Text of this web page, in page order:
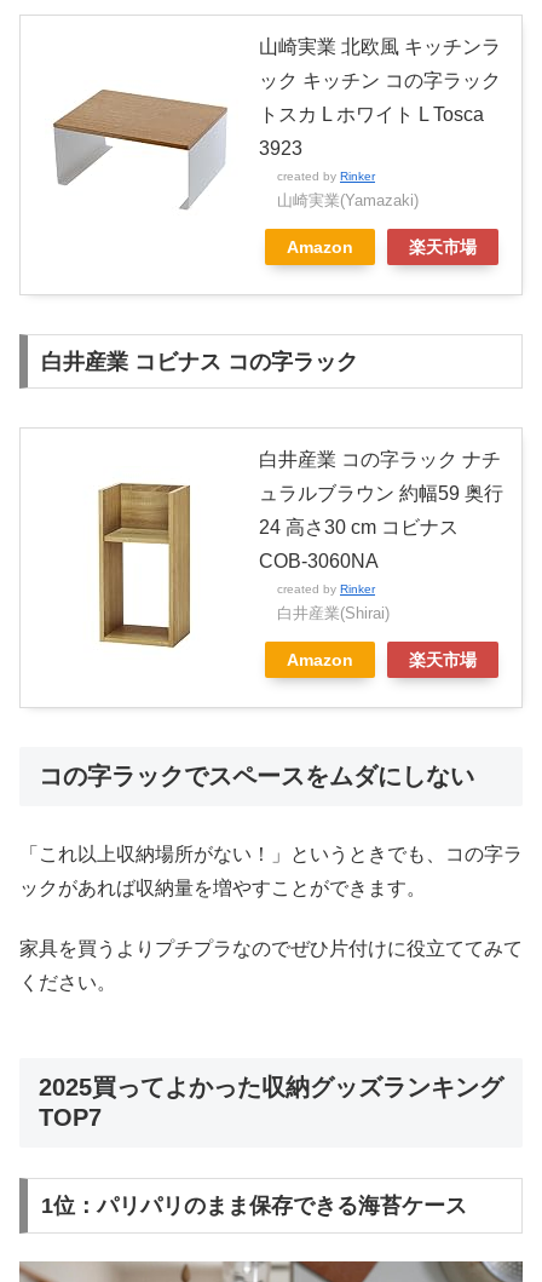
山崎実業 北欧風 キッチンラ
ック キッチン コの字ラック
トスカ L ホワイト L Tosca
3923
created by Rinker
山崎実業(Yamazaki)
Amazon 楽天市場
白井産業 コビナス コの字ラック
白井産業 コの字ラック ナチ
ュラルブラウン 約幅59 奥行
24 高さ30 cm コビナス
COB-3060NA
created by Rinker
白井産業(Shirai)
Amazon 楽天市場
コの字ラックでスペースをムダにしない
「これ以上収納場所がない！」というときでも、コの字ラ
ックがあれば収納量を増やすことができます。
家具を買うよりプチプラなのでぜひ片付けに役立ててみて
ください。
2025買ってよかった収納グッズランキング
TOP7
1位：パリパリのまま保存できる海苔ケース